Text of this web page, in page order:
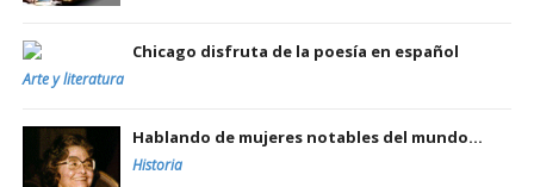
Chicago disfruta de la poesía en español
Arte y literatura
Hablando de mujeres notables del mundo...
Historia